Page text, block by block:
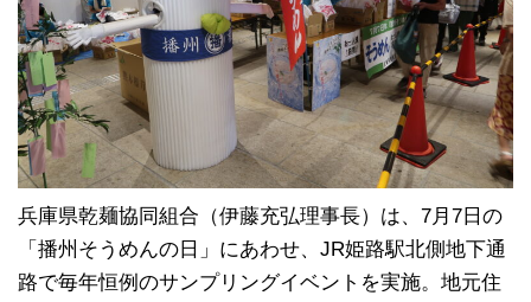
兵庫県乾麺協同組合（伊藤充弘理事長）は、7月7日の
「播州そうめんの日」にあわせ、JR姫路駅北側地下通
路で毎年恒例のサンプリングイベントを実施。地元住